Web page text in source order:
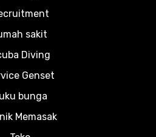
sakit
Diving
Genset
bunga
Memasak